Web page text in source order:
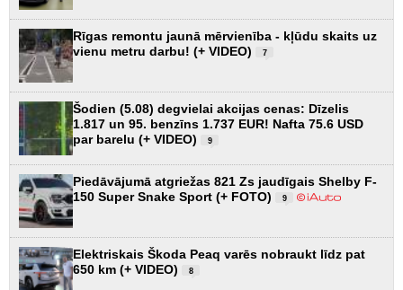
Rīgas remontu jaunā mērvienība - kļūdu skaits uz
vienu metru darbu! (+ VIDEO)
7
Šodien (5.08) degvielai akcijas cenas: Dīzelis
1.817 un 95. benzīns 1.737 EUR! Nafta 75.6 USD
par barelu (+ VIDEO)
9
Piedāvājumā atgriežas 821 Zs jaudīgais Shelby F-
150 Super Snake Sport (+ FOTO)
9
Elektriskais Škoda Peaq varēs nobraukt līdz pat
650 km (+ VIDEO)
8